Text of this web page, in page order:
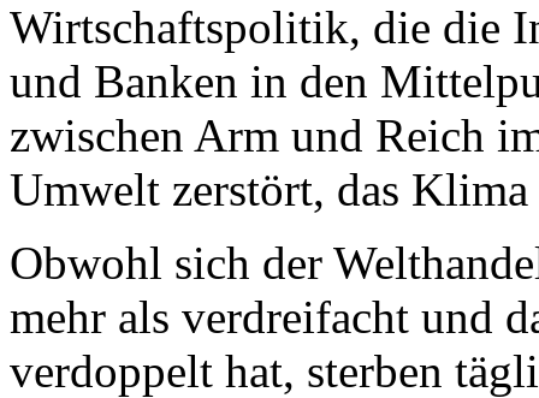
Wirtschaftspolitik, die die
und Banken in den
zwischen Arm und Reich
Umwelt zerstört, das
Obwohl sich der
mehr als verdreifacht und
verdoppelt hat, sterben